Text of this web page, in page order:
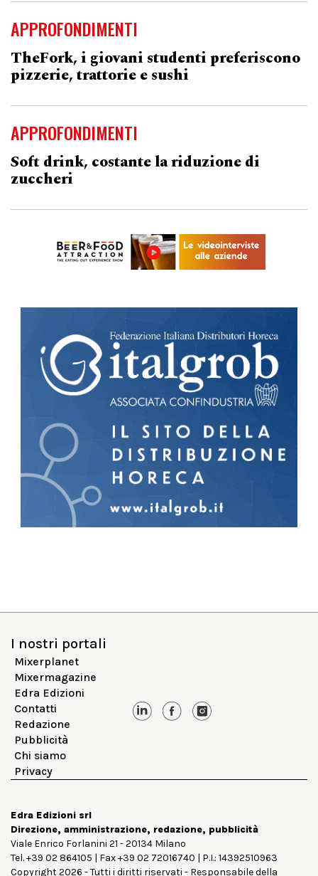
APPROFONDIMENTI
TheFork, i giovani studenti preferiscono
pizzerie, trattorie e sushi
APPROFONDIMENTI
Soft drink, costante la riduzione di
zuccheri
I nostri portali
Mixerplanet
Mixermagazine
Edra Edizioni
Contatti
Redazione
Pubblicità
Chi siamo
Privacy
Edra Edizioni srl
Direzione, amministrazione, redazione, pubblicità
Viale Enrico Forlanini 21 - 20134 Milano
Tel. +39 02 864105 | Fax +39 02 72016740 | P.I.: 14392510963
Copyright 2026 - Tutti i diritti riservati - Responsabile della